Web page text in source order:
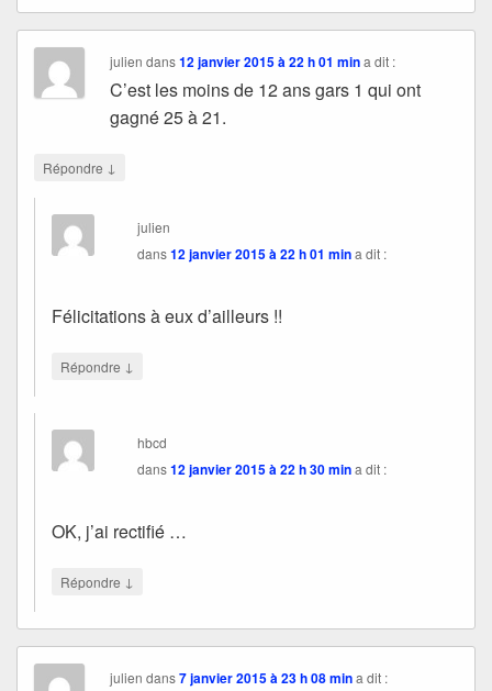
julien dans12 janvier 2015 à 22 h 01 min a dit :
C’est les moins de 12 ans gars 1 qui ont
gagné 25 à 21.
Répondre ↓
julien
dans12 janvier 2015 à 22 h 01 mina dit :
Félicitations à eux d’ailleurs !!
Répondre ↓
hbcd
dans12 janvier 2015 à 22 h 30 mina dit :
OK, j’ai rectifié …
Répondre ↓
julien dans7 janvier 2015 à 23 h 08 min a dit :